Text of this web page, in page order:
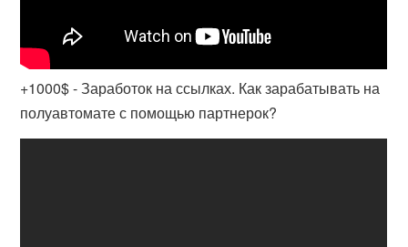
+1000$ - Заработок на ссылках. Как зарабатывать на
полуавтомате с помощью партнерок?